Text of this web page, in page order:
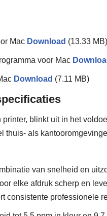
Mac Download (13.33 MB)
voor Mac
Download (7.11 MB)
blinkt uit in het
thuis- als
van snelheid en
elke afdruk scherp en
consistente professionele